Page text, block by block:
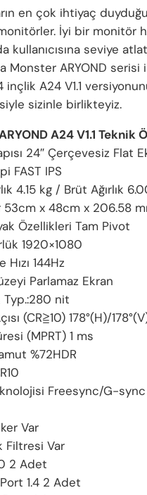
en çok ihtiyaç
İyi bir monitör
kullanıcısına seviye
Monster ARYOND serisi
inçlik A24 V1.1
sizinle birlikteyiz.
A24 V1.1 Teknik
24″ Çerçevesiz Flat
FAST IPS
4.15 kg / Brüt Ağırlık
53cm x 48cm x 206.58
Özellikleri Tam Pivot
1920×1080
Hızı 144Hz
Parlamaz Ekran
Typ.:280 nit
(CR≧10) 178°(H)/
(MPRT) 1 ms
%72HDR
Freesync/G-
Var
Filtresi Var
2 Adet
1.4 2 Adet